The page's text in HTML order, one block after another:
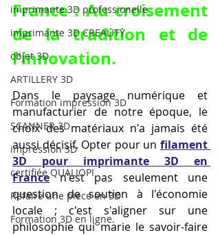
imprimante 3D professionelle
imprimante 3D CREALITY
objet 3D
ARTILLERY 3D
Formation impression 3D
SCANNER 3D
impression 3D
certifiée QUALIOPI
Refaire une piece en 3D
Formation 3D en ligne.
France : Au croisement
de la tradition et de
l'innovation.
Dans le paysage numérique et
manufacturier de notre époque, le
choix des matériaux n'a jamais été
aussi décisif. Opter pour un filament
3D pour imprimante 3D en
France n'est pas seulement une
question de soutien à l'économie
locale ; c'est s'aligner sur une
philosophie qui marie le savoir-faire